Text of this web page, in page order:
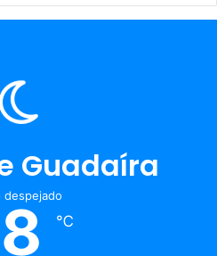
Guadaíra
despejado
℃